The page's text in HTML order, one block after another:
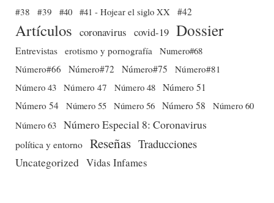
#38
#39 #40 #41 - Hojear el siglo XX #42
Artículos coronavirus covid-19 Dossier
Entrevistas erotismo y pornografía
Numero#68
Número#66
Número#72 Número#75
Número#81
Número 43 Número 47 Número 48 Número 51
Número 54 Número 55 Número 56 Número 58
Número 60
Número 63 Número Especial 8: Coronavirus
política y entorno Reseñas Traducciones
Uncategorized Vidas Infames